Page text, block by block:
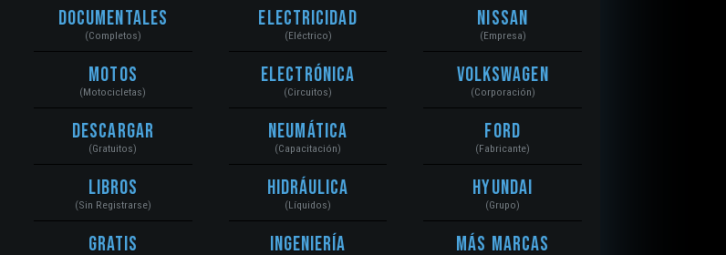
Documentales
(Completos)
Motos
(Motocicletas)
Descargar
(Gratuitos)
Libros
(Sin Registrarse)
Gratis
Electricidad
(Eléctrico)
Electrónica
(Circuitos)
Neumática
(Capacitación)
Hidráulica
(Líquidos)
Ingeniería
Nissan
(Empresa)
Volkswagen
(Corporación)
Ford
(Fabricante)
Hyundai
(Grupo)
Más Marcas